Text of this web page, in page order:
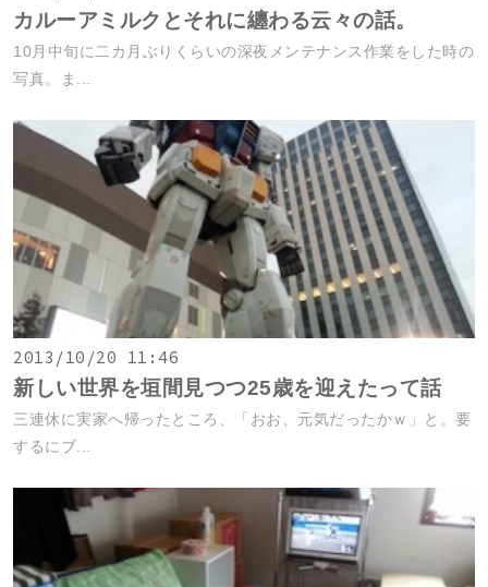
カルーアミルクとそれに纏わる云々の話。
10月中旬に二カ月ぶりくらいの深夜メンテナンス作業をした時の
写真。ま...
2013/10/20 11:46
新しい世界を垣間見つつ25歳を迎えたって話
三連休に実家へ帰ったところ、「おお、元気だったかｗ」と。要
するにブ...